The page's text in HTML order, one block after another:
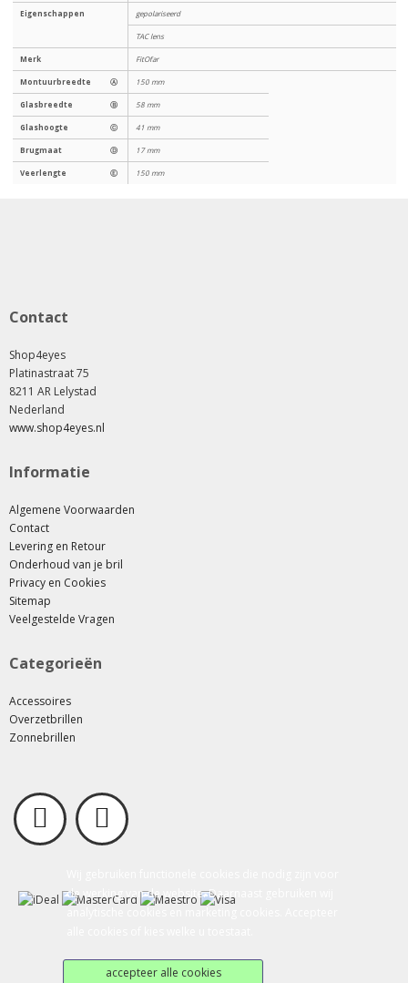
de werking van de website. Daarnaast gebruiken wij
accepteer alle cookies
Eigenschappen gepolariseerd
TAC lens
Merk FitOfar
Montuurbreedte Ⓐ 150 mm
Glasbreedte Ⓑ 58 mm
Glashoogte Ⓒ 41 mm
Brugmaat Ⓓ 17 mm
Veerlengte Ⓔ 150 mm
Contact
Shop4eyes
Platinastraat 75
8211 AR Lelystad
Nederland
www.shop4eyes.nl
Informatie
Algemene Voorwaarden
Contact
Levering en Retour
Onderhoud van je bril
Privacy en Cookies
Sitemap
Veelgestelde Vragen
Categorieën
Accessoires
Overzetbrillen
Zonnebrillen